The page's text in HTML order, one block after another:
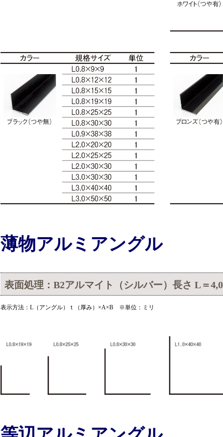
薄物アルミアングル
表面処理：B2アルマイト（シルバー）長さ L＝
表示方法：L（アングル）ｔ（厚み）×A×B ※単位：ミリ